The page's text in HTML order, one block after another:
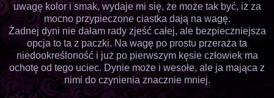
uwagę kolor i smak, wydaje mi się, że może tak być, iż za
mocno przypieczone ciastka dają na wagę.
Żadnej dyni nie dałam rady zjeść całej, ale bezpieczniejsza
opcja to ta z paczki. Na wagę po prostu przeraża ta
niedookreśloność i już po pierwszym kęsie człowiek ma
ochotę od tego uciec. Dynie może i wesołe, ale ja mająca z
nimi do czynienia znacznie mniej.